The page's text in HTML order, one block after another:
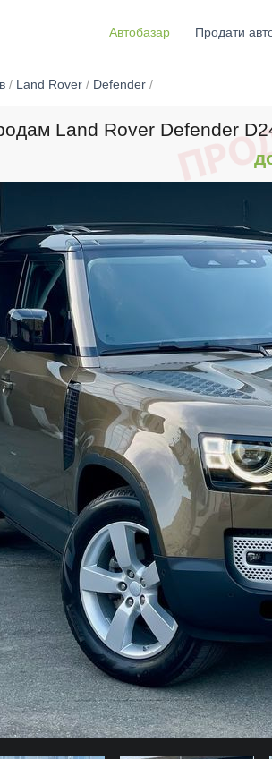
Автобазар Продати
/ Land Rover/ Defender/
Land Rover Defender